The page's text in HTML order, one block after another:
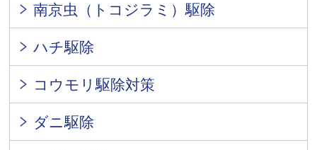
南京虫（トコジラミ）駆除
ハチ駆除
コウモリ駆除対策
ダニ駆除